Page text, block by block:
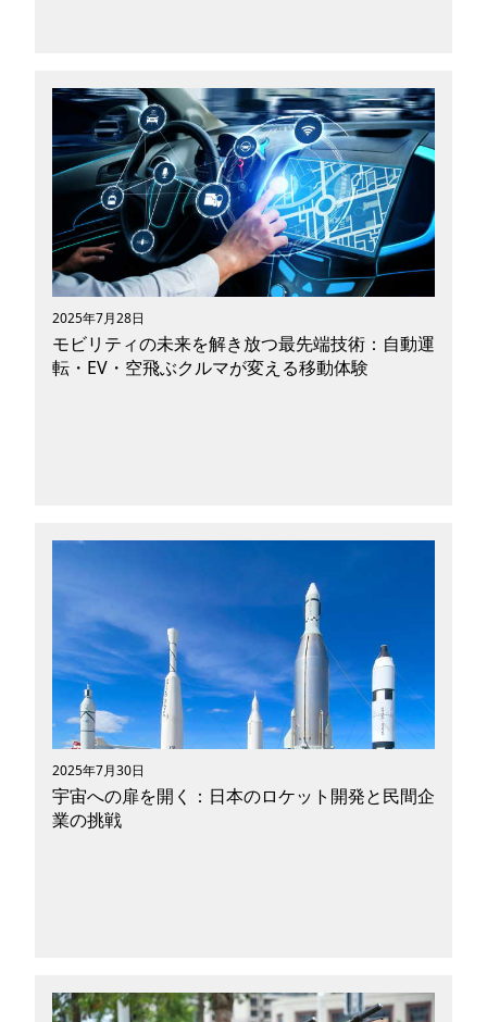
パーソナルモビリティの未来が、いま現実のもの
になろうとしています。都市部での混雑、高齢化
社会に伴う移動弱者の増加、そしてカーボンニュ
ートラルへの要求、こうした社会課題に対して、
「歩くように移動できる」新しいモビリティが注
目を集めています。その最前線に立つのが、ホン
ダ発ベンチャー「Striemo（ストリーモ）」が開
発した、独自のバランスアシストシステムを搭載
した1人乗り三輪電動モビリティです。本記事で
は、ストリーモの特長、開発の背景、活用の可能
性、そして市場や社会に与えるインパクトまで、
MobilitiXが独自の視点で深掘りします。
2025年7月28日
モビリティの未来を解き放つ最先端技術：自動運
転・EV・空飛ぶクルマが変える移動体験
少子高齢化、気候変動対策、都市化の進行──現
世界では革新的な技術による変革が進行していま
す。自動車はもはや「単なる移動の道具」ではな
く、AI・IoT・再生可能エネルギーを取り込み、
交通・物流・都市構造までも変えようとしていま
す。本記事では、そんなモビリティの進化を牽引
する3つの領域、「自動運転」「EV（電気自動
車）」「未来モビリティ」について、それぞれの
現状と将来像を包括的に解説します。
2025年7月30日
宇宙への扉を開く：日本のロケット開発と民間企
業の挑戦
かつては国家による夢のプロジェクトとされてい